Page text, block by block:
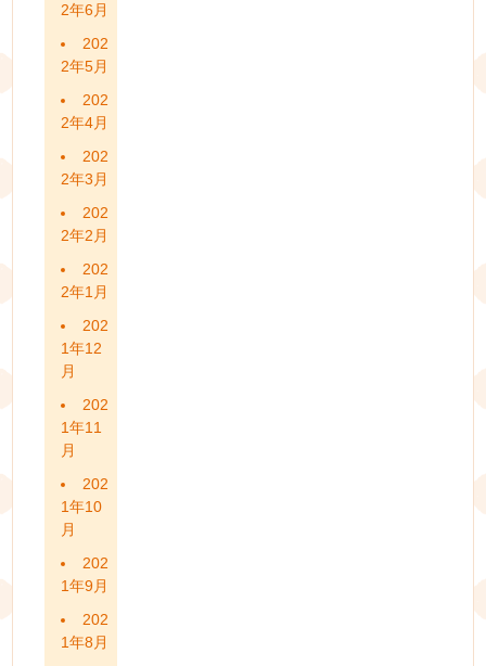
2年6月
202
2年5月
202
2年4月
202
2年3月
202
2年2月
202
2年1月
202
1年12
月
202
1年11
月
202
1年10
月
202
1年9月
202
1年8月